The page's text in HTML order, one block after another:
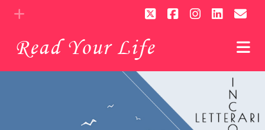
twitterfacebookinstagram
Read Your Life